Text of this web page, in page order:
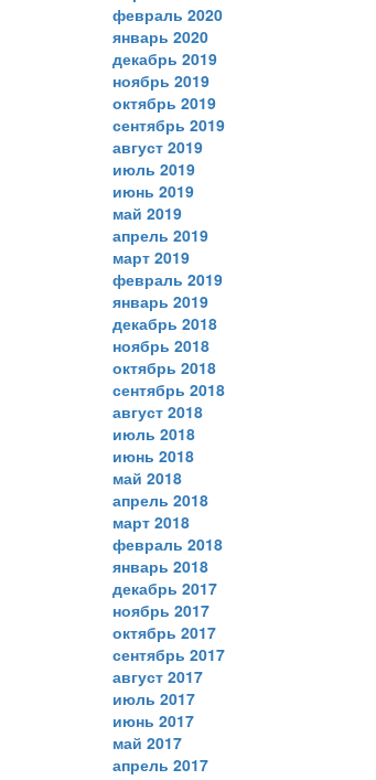
февраль 2020
январь 2020
декабрь 2019
ноябрь 2019
октябрь 2019
сентябрь 2019
август 2019
июль 2019
июнь 2019
май 2019
апрель 2019
март 2019
февраль 2019
январь 2019
декабрь 2018
ноябрь 2018
октябрь 2018
сентябрь 2018
август 2018
июль 2018
июнь 2018
май 2018
апрель 2018
март 2018
февраль 2018
январь 2018
декабрь 2017
ноябрь 2017
октябрь 2017
сентябрь 2017
август 2017
июль 2017
июнь 2017
май 2017
апрель 2017